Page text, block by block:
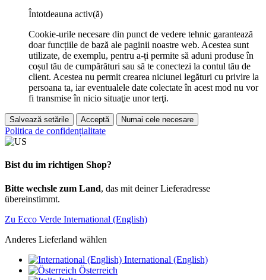
Întotdeauna activ(ă)
Cookie-urile necesare din punct de vedere tehnic garantează
doar funcțiile de bază ale paginii noastre web. Acestea sunt
utilizate, de exemplu, pentru a-ți permite să aduni produse în
coșul tău de cumpărături sau să te conectezi la contul tău de
client. Acestea nu permit crearea niciunei legături cu privire la
persoana ta, iar eventualele date colectate în acest mod nu vor
fi transmise în nicio situaţie unor terţi.
Salvează setările Acceptă Numai cele necesare
Politica de confidențialitate
Bist du im richtigen Shop?
Bitte wechsle zum Land, das mit deiner Lieferadresse
übereinstimmt.
Zu Ecco Verde International (English)
Anderes Lieferland wählen
International (English)
Österreich